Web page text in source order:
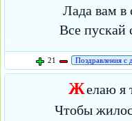
Лада вам в
Все пускай
21
Поздравления с
Желаю я
Чтобы